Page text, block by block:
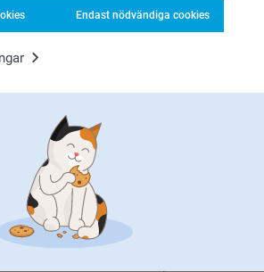
Endast nödvändiga cookies
(699 omdömen)
kollektionen handlar om bold
lekfulla kontraster och grafiska
gör intryck. Från checkerboard